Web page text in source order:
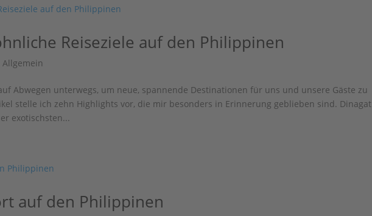
Reiseziele auf den Philippinen
Allgemein
Abwegen unterwegs, um neue, spannende Destinationen für uns und unsere Gäste zu
stelle ich zehn Highlights vor, die mir besonders in Erinnerung geblieben sind. Dinagat
exotischsten...
auf den Philippinen